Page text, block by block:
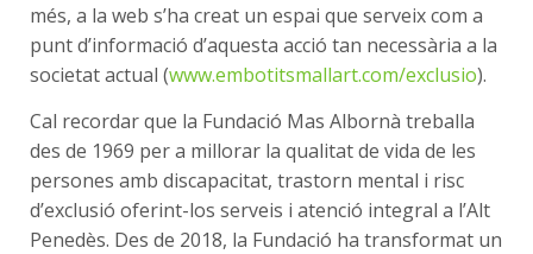
més, a la web s’ha creat un espai que serveix com a
punt d’informació d’aquesta acció tan necessària a la
societat actual (www.embotitsmallart.com/exclusio).
Cal recordar que la Fundació Mas Albornà treballa
des de 1969 per a millorar la qualitat de vida de les
persones amb discapacitat, trastorn mental i risc
d’exclusió oferint-los serveis i atenció integral a l’Alt
Penedès. Des de 2018, la Fundació ha transformat un